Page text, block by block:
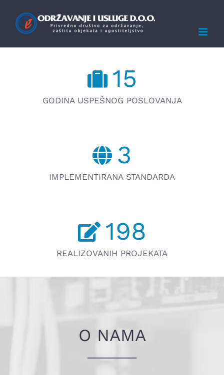
content
15
GODINA USPEŠNOG POSLOVANJA
3
IMPLEMENTIRANA STANDARDA
198
REALIZOVANIH PROJEKATA
O NAMA